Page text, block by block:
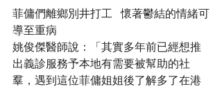
菲傭們離鄉別井打工   懷著鬱結的情緒可
導至重病
姚俊傑醫師說：「其實多年前已經想推
出義診服務予本地有需要被幫助的社
羣，遇到這位菲傭姐姐後了解多了在港